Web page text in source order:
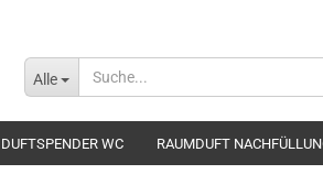
Alle
DUFTSPENDER WC RAUMDUFT